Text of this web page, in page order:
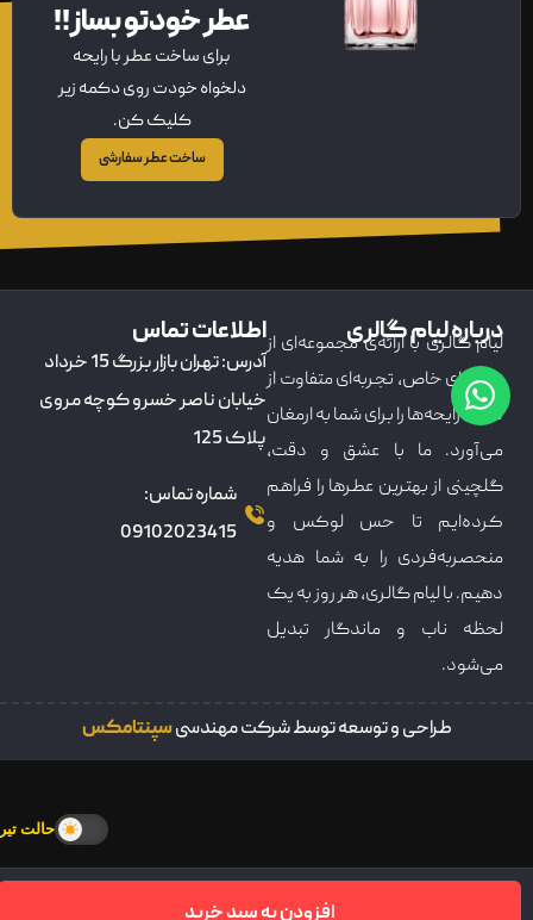
حالت تیره
عطر خودتو بساز!!
برای ساخت عطر با رایحه
دلخواه خودت روی دکمه زیر
کلیک کن.
ساخت عطر سفارشی
افزودن به سبد خرید
درباره لیام گالری
لیام گالری با ارائه‌ی مجموعه‌ای از
عطرهای خاص، تجربه‌ای متفاوت از
دنیای رایحه‌ها را برای شما به ارمغان
می‌آورد. ما با عشق و دقت،
گلچینی از بهترین عطرها را فراهم
کرده‌ایم تا حس لوکس و
منحصربه‌فردی را به شما هدیه
دهیم. با لیام گالری، هر روز به یک
لحظه ناب و ماندگار تبدیل
می‌شود.
اطلاعات تماس
آدرس: تهران بازار بزرگ 15 خرداد
خیابان ناصر خسرو کوچه مروی
پلاک 125
شماره تماس:
09102023415
طراحی و توسعه توسط شرکت مهندسیسپنتامکس